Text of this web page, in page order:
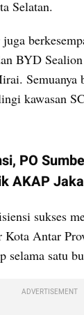
Selatan.
juga
BYD
kawasan
PO
AKAP
sukses
Kota Antar
selama satu
ADVERTISEMENT